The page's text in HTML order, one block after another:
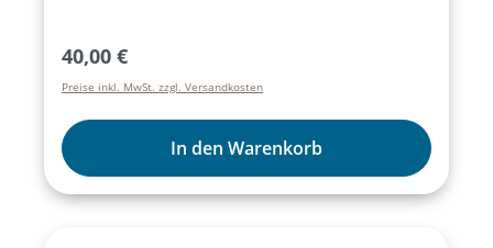
Aufführungsrecht für alle Aufführungen des
Musicals für ein Jahr erworben. Der Kauf des
Artikels „Aufführungsrecht“ ist dann nicht
mehr notwendig. Weitere Infos dazu
hier:Aufführungsrecht
Regulärer Preis:
40,00 €
Preise inkl. MwSt. zzgl. Versandkosten
In den Warenkorb